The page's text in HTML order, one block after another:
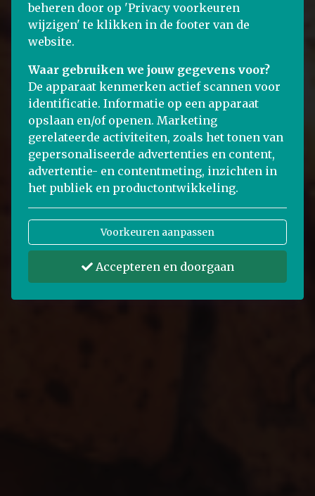
beheren door op 'Privacy voorkeuren
wijzigen' te klikken in de footer van de
website.
Waar gebruiken we jouw gegevens voor?
De apparaat kenmerken actief scannen voor
identificatie. Informatie op een apparaat
opslaan en/of openen. Marketing
gerelateerde activiteiten, zoals het tonen van
gepersonaliseerde advertenties en content,
advertentie- en contentmeting, inzichten in
het publiek en productontwikkeling.
Voorkeuren aanpassen
Accepteren en doorgaan